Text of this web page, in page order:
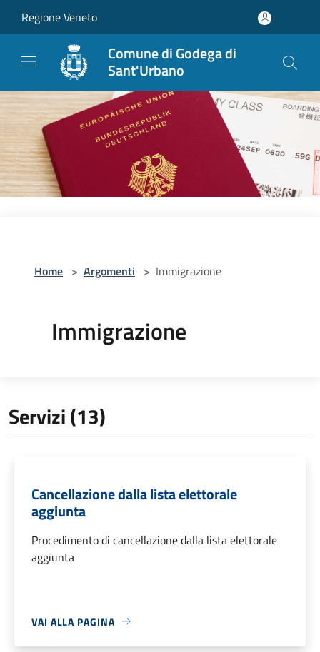
Regione Veneto
Comune di Godega di
Sant'Urbano
Home > Argomenti > Immigrazione
Immigrazione
Servizi (13)
Cancellazione dalla lista elettorale
aggiunta
Procedimento di cancellazione dalla lista elettorale
aggiunta
VAI ALLA PAGINA